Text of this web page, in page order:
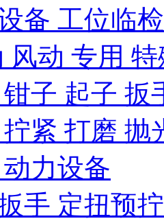
备 工位临
风动 专用 特
子 起子 扳
紧 打磨 抛
力设备
手 定扭预